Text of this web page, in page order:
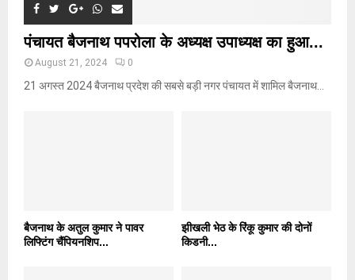
पंचायत बैजनाथ पपरोला के अध्यक्ष उपाध्यक्ष का हुआ...
August 21, 2024 0
21 अगस्त 2024 बैजनाथ प्रदेश की सबसे बड़ी नगर पंचायत में शामिल बैजनाथ...
बैजनाथ के अतुल कुमार ने पावर
लिफ्टिंग चैंपियनशिप...
झीखली भेठ के रिंकू कुमार की दोनों
किडनी...